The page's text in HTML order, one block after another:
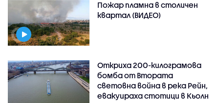
Пожар пламна в столичен
квартал (ВИДЕО)
Откриха 200-килограмова
бомба от Втората
световна война в река Рейн,
евакуираха стотици в Кьолн